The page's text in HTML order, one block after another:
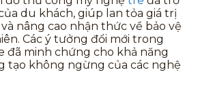
du khách, giúp lan tỏa giá trị
nâng cao nhận thức về bảo vệ
Các ý tưởng đổi mới trong
minh chứng cho khả năng
tạo không ngừng của các nghệ